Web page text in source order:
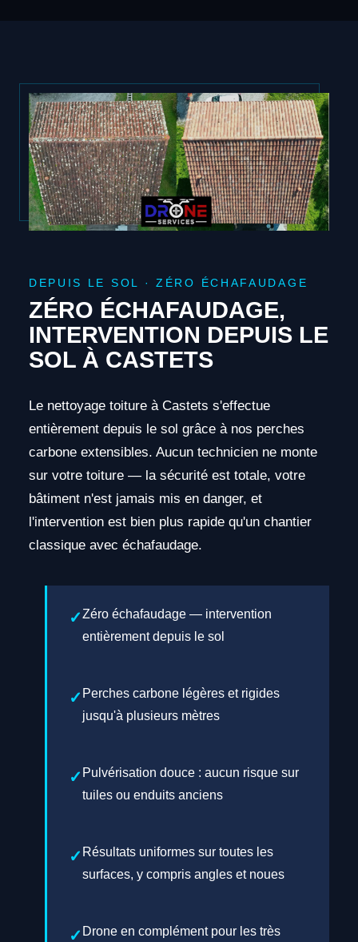
DEPUIS LE SOL · ZÉRO ÉCHAFAUDAGE
ZÉRO ÉCHAFAUDAGE,
INTERVENTION DEPUIS LE
SOL À CASTETS
Le nettoyage toiture à Castets s'effectue
entièrement depuis le sol grâce à nos perches
carbone extensibles. Aucun technicien ne monte
sur votre toiture — la sécurité est totale, votre
bâtiment n'est jamais mis en danger, et
l'intervention est bien plus rapide qu'un chantier
classique avec échafaudage.
Zéro échafaudage — intervention
entièrement depuis le sol
Perches carbone légères et rigides
jusqu'à plusieurs mètres
Pulvérisation douce : aucun risque sur
tuiles ou enduits anciens
Résultats uniformes sur toutes les
surfaces, y compris angles et noues
Drone en complément pour les très